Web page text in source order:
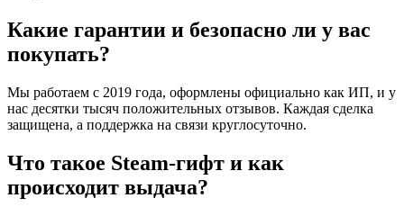
Какие гарантии и безопасно ли у вас
покупать?
Мы работаем с 2019 года, оформлены официально как ИП, и у
нас десятки тысяч положительных отзывов. Каждая сделка
защищена, а поддержка на связи круглосуточно.
Что такое Steam-гифт и как
происходит выдача?